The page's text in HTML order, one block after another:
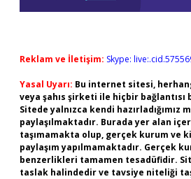
Reklam ve İletişim: Skype:
Yasal Uyarı: Bu internet sitesi,
veya şahıs şirketi ile hiçbir bağlantısı
Sitede yalnızca kendi hazırladığımız
paylaşılmaktadır. Burada yer alan
taşımamakta olup, gerçek kurum ve
paylaşım yapılmamaktadır. Gerçek
benzerlikleri tamamen tesadüfidir.
taslak halindedir ve tavsiye niteliği